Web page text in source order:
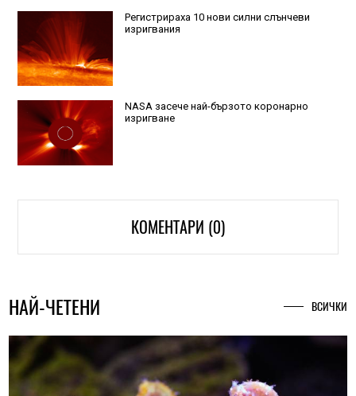
Регистрираха 10 нови силни слънчеви
изригвания
NASA засече най-бързото коронарно
изригване
КОМЕНТАРИ (0)
НАЙ-ЧЕТЕНИ ВСИЧКИ